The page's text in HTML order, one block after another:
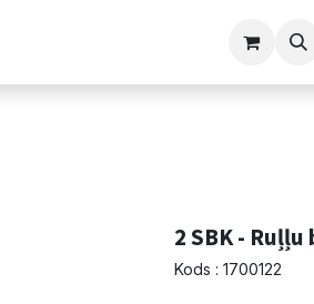
2 SBK - Ruļļu
Kods : 1700122